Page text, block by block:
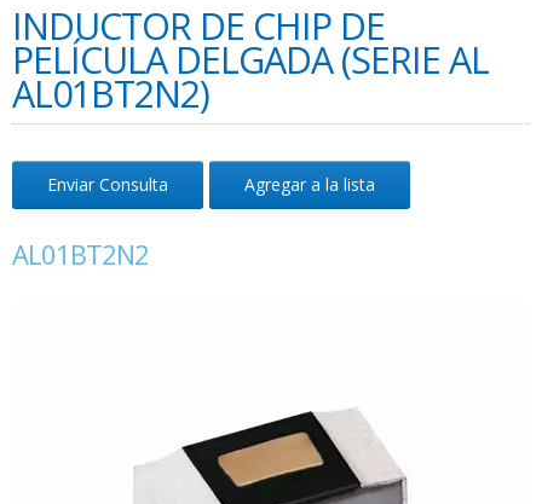
INDUCTOR DE CHIP DE
PELÍCULA DELGADA (SERIE AL
AL01BT2N2)
Enviar Consulta Agregar a la lista
AL01BT2N2